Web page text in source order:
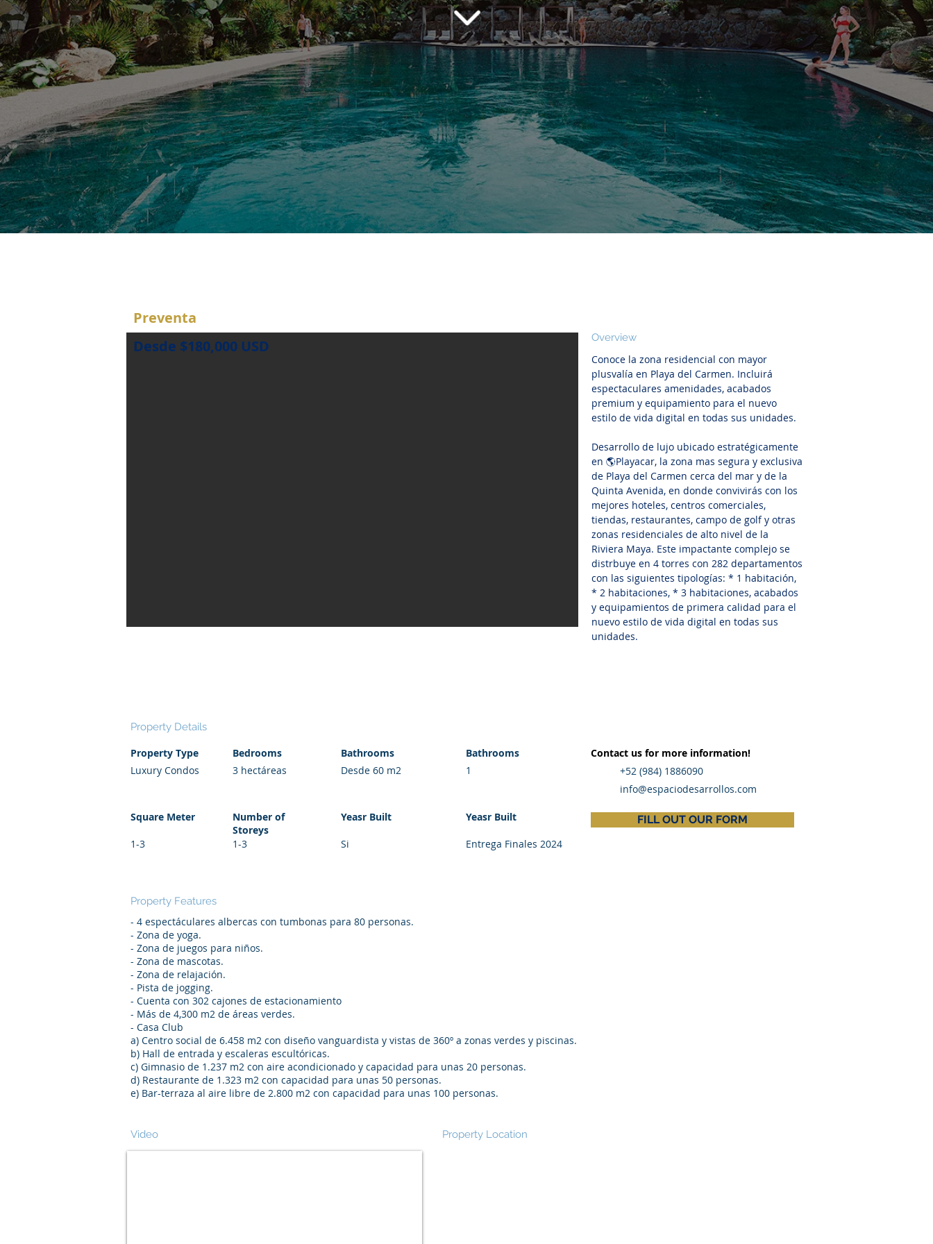
Preventa
Desde $180,000 USD
Overview
Conoce la zona residencial con mayor
plusvalía en Playa del Carmen. Incluirá
espectaculares amenidades, acabados
premium y equipamiento para el nuevo
estilo de vida digital en todas sus unidades.
Desarrollo de lujo ubicado estratégicamente
en 🌎Playacar, la zona mas segura y exclusiva
de Playa del Carmen cerca del mar y de la
Quinta Avenida, en donde convivirás con los
mejores hoteles, centros comerciales,
tiendas, restaurantes, campo de golf y otras
zonas residenciales de alto nivel de la
Riviera Maya. Este impactante complejo se
distrbuye en 4 torres con 282 departamentos
con las siguientes tipologías: * 1 habitación,
* 2 habitaciones, * 3 habitaciones, acabados
y equipamientos de primera calidad para el
nuevo estilo de vida digital en todas sus
unidades.
Property Details
Property Type
Luxury Condos
Square Meter
1-3
Bedrooms
3 hectáreas
Number of
Storeys
1-3
Bathrooms
Desde 60 m2
Bathrooms
1
Contact us for more information!
+52 (984) 1886090
info@espaciodesarrollos.com
Yeasr Built
Si
Yeasr Built
Entrega Finales 2024
FILL OUT OUR FORM
Property Features
- 4 espectáculares albercas con tumbonas para 80 personas.
- Zona de yoga.
- Zona de juegos para niños.
- Zona de mascotas.
- Zona de relajación.
- Pista de jogging.
- Cuenta con 302 cajones de estacionamiento
- Más de 4,300 m2 de áreas verdes.
- Casa Club
a) Centro social de 6.458 m2 con diseño vanguardista y vistas de 360º a zonas verdes y piscinas.
b) Hall de entrada y escaleras escultóricas.
c) Gimnasio de 1.237 m2 con aire acondicionado y capacidad para unas 20 personas.
d) Restaurante de 1.323 m2 con capacidad para unas 50 personas.
e) Bar-terraza al aire libre de 2.800 m2 con capacidad para unas 100 personas.
Video Property Location